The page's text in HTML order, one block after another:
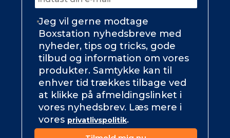
Jeg vil gerne modtage
Boxstation nyhedsbreve med
nyheder, tips og tricks, gode
tilbud og information om vores
produkter. Samtykke kan til
enhver tid trækkes tilbage ved
at klikke på afmeldingslinket i
vores nyhedsbrev. Læs mere i
vores privatlivspolitik.